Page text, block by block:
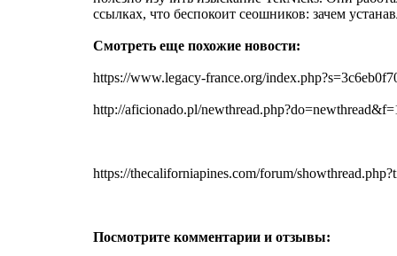
ссылках, что беспокоит сеошников: зачем
Смотреть еще похожие новости:
https://www.legacy-france.org/
http://aficionado.pl/
https://thecaliforniapines.com/forum/
Посмотрите комментарии и отзывы: